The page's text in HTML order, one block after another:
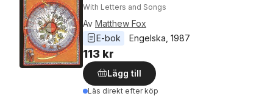
With Letters and Songs
Av Matthew Fox
E-bok
Engelska 1987
113 kr
Lägg till
Läs direkt efter köp